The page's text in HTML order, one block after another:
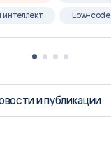
Low-code
и публикации